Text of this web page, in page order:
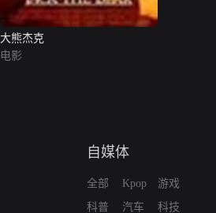
大熊杰克
电影
自媒体
全部
科普
Kpop
汽车
游戏
科技